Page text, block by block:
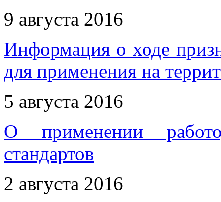
9 августа 2016
Информация о ходе
для применения на
5 августа 2016
О применении
стандартов
2 августа 2016